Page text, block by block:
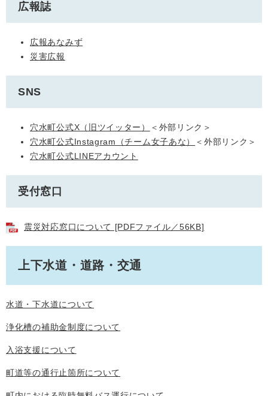
広報誌
広報あなみず
災害広報
SNS
穴水町公式X（旧ツイッター）
＜外部リンク＞
穴水町公式Instagram（チーム女子あな）
＜外部リンク＞
穴水町公式LINEアカウント
受付窓口
震災対応窓口について [PDFファイル／56KB]
上下水道・道路・交通
水道・下水道について
浄化槽の補助金制度について
入浴支援について
町道等の通行止箇所について